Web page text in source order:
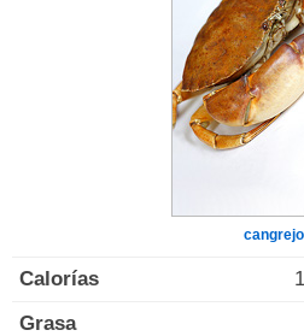
cangrejo
Calorías
Grasa